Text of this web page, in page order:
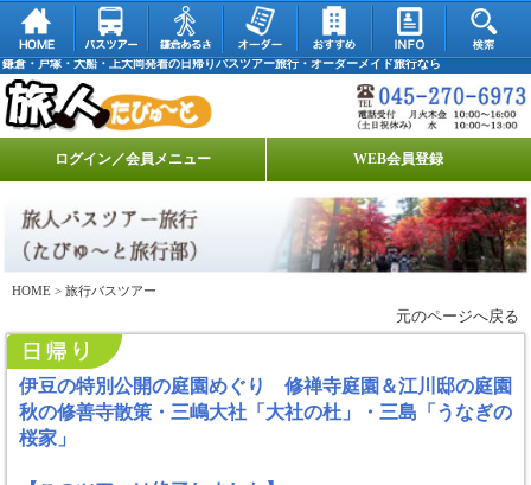
鎌倉・戸塚・大船・上大岡発着の日帰りバスツアー旅行・オーダーメイド旅行なら
ログイン／会員メニュー WEB会員登録
HOME > 旅行バスツアー
元のページへ戻る
伊豆の特別公開の庭園めぐり 修禅寺庭園＆江川邸の庭園
秋の修善寺散策・三嶋大社「大社の杜」・三島「うなぎの
桜家」